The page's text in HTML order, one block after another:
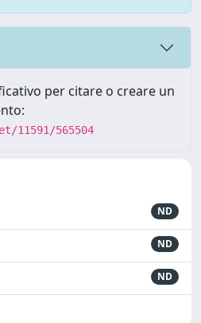
per citare o creare un
11591/565504
ND
ND
ND